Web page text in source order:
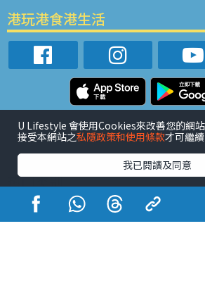
港玩港食港生活
活动展览 市集 开仓 尖沙咀好去处
元朗好去处 荃湾好去处 旺角好去处
户外郊游 社会福利
热门类别
网民热话 活动展览 市集 开仓
尖沙
铜锣湾好去处 元朗好去处 荃湾好去处
U Lifestyle 會使用Cookies來改善您的網
接受本網站之私隱政策和使用條款才可繼續
我已閱讀及同意